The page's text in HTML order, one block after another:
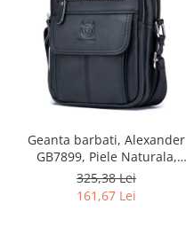
Geanta barbati, Alexander
GB7899, Piele Naturala,
Negru, 21x17x8 cm
325,38 Lei
161,67 Lei